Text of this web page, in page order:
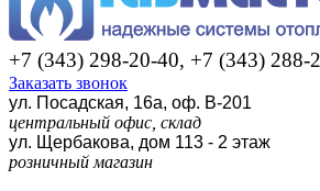
+7 (343) 298-20-40, +7 (343) 288-
Заказать звонок
ул. Посадская, 16а, оф. В-201
центральный офис, склад
ул. Щербакова, дом 113 - 2 этаж
розничный магазин